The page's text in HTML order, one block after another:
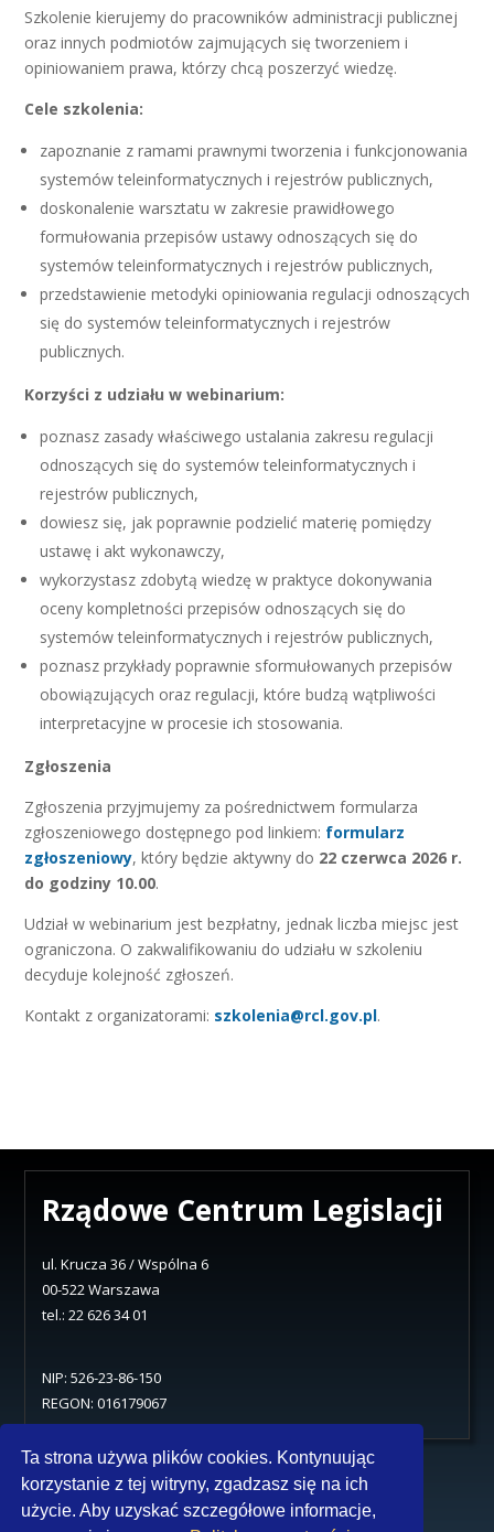
Ta strona używa plików cookies. Kontynuując
korzystanie z tej witryny, zgadzasz się na ich
użycie. Aby uzyskać szczegółowe informacje,
Szkolenie kierujemy do pracowników administracji publicznej
oraz innych podmiotów zajmujących się tworzeniem i
opiniowaniem prawa, którzy chcą poszerzyć wiedzę.
Cele szkolenia:
zapoznanie z ramami prawnymi tworzenia i funkcjonowania
systemów teleinformatycznych i rejestrów publicznych,
doskonalenie warsztatu w zakresie prawidłowego
formułowania przepisów ustawy odnoszących się do
systemów teleinformatycznych i rejestrów publicznych,
przedstawienie metodyki opiniowania regulacji odnoszących
się do systemów teleinformatycznych i rejestrów
publicznych.
Korzyści z udziału w webinarium:
poznasz zasady właściwego ustalania zakresu regulacji
odnoszących się do systemów teleinformatycznych i
rejestrów publicznych,
dowiesz się, jak poprawnie podzielić materię pomiędzy
ustawę i akt wykonawczy,
wykorzystasz zdobytą wiedzę w praktyce dokonywania
oceny kompletności przepisów odnoszących się do
systemów teleinformatycznych i rejestrów publicznych,
poznasz przykłady poprawnie sformułowanych przepisów
obowiązujących oraz regulacji, które budzą wątpliwości
interpretacyjne w procesie ich stosowania.
Zgłoszenia
Zgłoszenia przyjmujemy za pośrednictwem formularza
zgłoszeniowego dostępnego pod linkiem: formularz
zgłoszeniowy, który będzie aktywny do 22 czerwca 2026 r.
do godziny 10.00.
Udział w webinarium jest bezpłatny, jednak liczba miejsc jest
ograniczona. O zakwalifikowaniu do udziału w szkoleniu
decyduje kolejność zgłoszeń.
Kontakt z organizatorami: szkolenia@rcl.gov.pl.
Rządowe Centrum Legislacji
ul. Krucza 36 / Wspólna 6
00-522 Warszawa
tel.: 22 626 34 01
NIP: 526-23-86-150
REGON: 016179067
~ Ochrona danych osobowych
 Deklaracja dostępności